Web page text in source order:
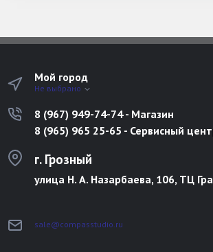
Мой город
Не выбрано
8 (967) 949-74-74 - Магазин
8 (965) 965 25-65 - Сервисный
г. Грозный
улица Н. А. Назарбаева, 106, ТЦ
sale@compasstudio.ru